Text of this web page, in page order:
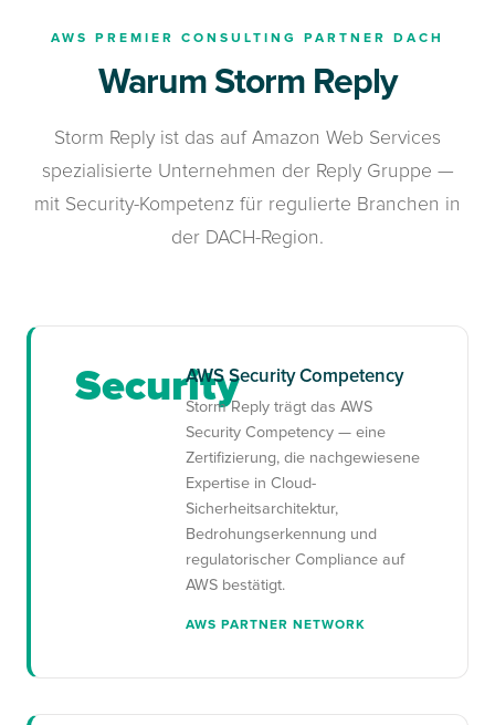
AWS PREMIER CONSULTING PARTNER DACH
Warum Storm Reply
Storm Reply ist das auf Amazon Web Services
spezialisierte Unternehmen der Reply Gruppe —
mit Security-Kompetenz für regulierte Branchen in
der DACH-Region.
SecurityAWS Security Competency
Storm Reply trägt das AWS
Security Competency — eine
Zertifizierung, die nachgewiesene
Expertise in Cloud-
Sicherheitsarchitektur,
Bedrohungserkennung und
regulatorischer Compliance auf
AWS bestätigt.
AWS PARTNER NETWORK